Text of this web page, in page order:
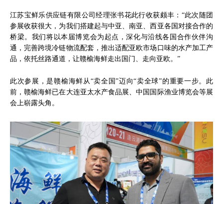
江苏宝鲜乐供应链有限公司经理张书花此行收获颇丰：“此次随团
参展收获很大，为我们搭建起与中亚、南亚、西亚各国对接合作的
桥梁。我们将以本届博览会为起点，深化与沿线各国合作伙伴沟
通，完善跨境冷链物流配套，推出适配亚欧市场口味的水产加工产
品，依托丝路通道，让赣榆海鲜走出国门、走向亚欧。”
此次参展，是赣榆海鲜从“卖全国”迈向“卖全球”的重要一步。此
前，赣榆海鲜已在大连亚太水产食品展、中国国际渔业博览会等展
会上崭露头角。